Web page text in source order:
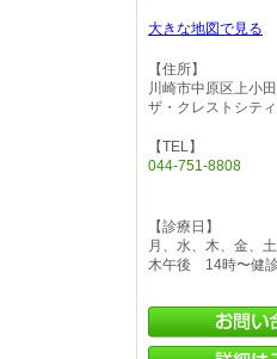
大きな地図で見る
【住所】
川崎市中原区上小
ザ・クレストシテ
【TEL】
044-751-8808
【診療日】
月、水、木、金、
木午後 14時〜健